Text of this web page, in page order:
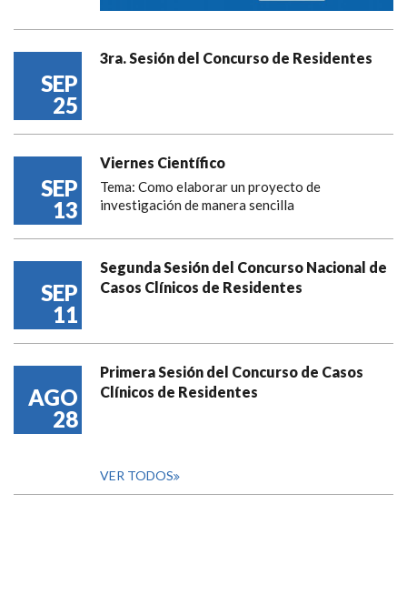
SEP
25
3ra. Sesión del Concurso de Residentes
SEP
13
Viernes Científico
Tema: Como elaborar un proyecto de
investigación de manera sencilla
SEP
11
Segunda Sesión del Concurso Nacional de
Casos Clínicos de Residentes
AGO
28
Primera Sesión del Concurso de Casos
Clínicos de Residentes
VER TODOS